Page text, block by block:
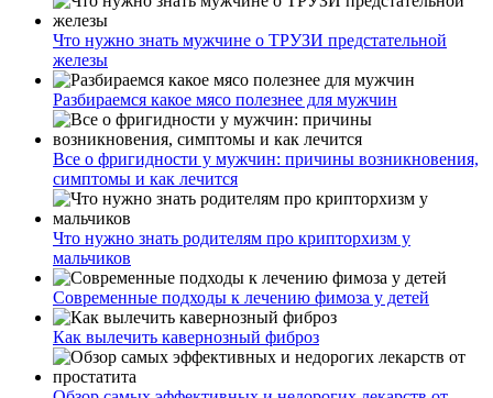
Что нужно знать мужчине о ТРУЗИ предстательной
железы
Разбираемся какое мясо полезнее для мужчин
Все о фригидности у мужчин: причины возникновения,
симптомы и как лечится
Что нужно знать родителям про крипторхизм у
мальчиков
Современные подходы к лечению фимоза у детей
Как вылечить кавернозный фиброз